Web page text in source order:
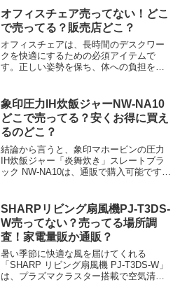
オフィスチェア売ってない！どこ
で売ってる？販売店どこ？
オフィスチェアは、長時間のデスクワー
クを快適にするための必須アイテムで
す。正しい姿勢を保ち、体への負担を軽
び方、購入できる場所について詳しくご
紹介します。どうしても近く...
象印圧力IH炊飯ジャーNW-NA10
どこで売ってる？安くお得に買え
るのどこ？
結論から言うと、象印マホービンの圧力
IH炊飯ジャー「炎舞炊き」スレートブラ
ック NW-NA10は、通販で購入可能です。
も活用しやすく、お得に購入できます。
あす楽 象印マホ...
SHARPリビング扇風機PJ-T3DS-
W売ってない？売ってる場所調
査！家電量販か通販？
暑い季節に快適な風を届けてくれる
「SHARP リビング扇風機 PJ-T3DS-W」
は、プラズマクラスター搭載で空気清浄